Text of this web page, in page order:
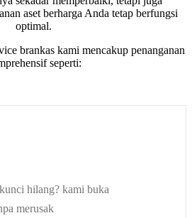
aset berharga Anda tetap berfungsi
optimal.
brankas kami mencakup penanganan
seperti:
hilang? kami buka
merusak